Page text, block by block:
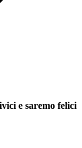
e saremo felici